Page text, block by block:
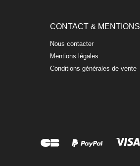
CONTACT & MENTIONS
Nous contacter
Mentions légales
Conditions générales de vente